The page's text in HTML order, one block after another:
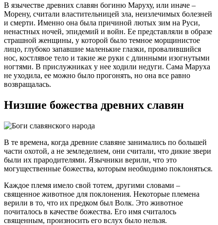
В язычестве древних славян богиню Маруху, или иначе –
Морену, считали властительницей зла, неизлечимых болезней
и смерти. Именно она была причиной лютых зим на Руси,
ненастных ночей, эпидемий и войн. Ее представляли в образе
страшной женщины, у которой было темное морщинистое
лицо, глубоко запавшие маленькие глазки, провалившийся
нос, костлявое тело и такие же руки с длинными изогнутыми
ногтями. В прислужниках у нее ходили недуги. Сама Маруха
не уходила, ее можно было прогонять, но она все равно
возвращалась.
Низшие божества древних славян
В те времена, когда древние славяне занимались по большей
части охотой, а не земледелием, они считали, что дикие звери
были их прародителями. Язычники верили, что это
могущественные божества, которым необходимо поклоняться.
Каждое племя имело свой тотем, другими словами –
священное животное для поклонения. Некоторые племена
верили в то, что их предком был Волк. Это животное
почиталось в качестве божества. Его имя считалось
священным, произносить его вслух было нельзя.